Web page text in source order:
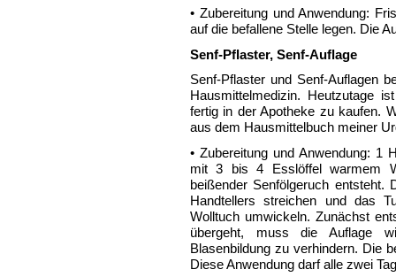
• Zubereitung und Anwendung:
auf die befallene Stelle legen. Die
Senf-Pflaster, Senf-Auflage
Senf-Pflaster und Senf-Auflagen
Hausmittelmedizin. Heutzutage
fertig in der Apotheke zu kaufen.
aus dem Hausmittelbuch meiner
• Zubereitung und Anwendung: 1
mit 3 bis 4 Esslöffel warmem
beißender Senfölgeruch
Handtellers streichen und das
Wolltuch umwickeln. Zunächst
übergeht, muss die Auflage
Blasenbildung zu verhindern. Die
Diese Anwendung darf alle zwei